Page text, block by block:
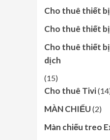
Cho thuê thiết
Cho thuê thiết
Cho thuê thiết
dịch
(15)
Cho thuê Tivi
MÀN CHIẾU(2)
Màn chiếu treo